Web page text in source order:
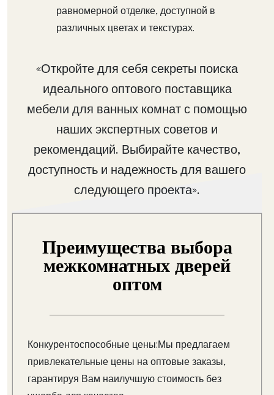
равномерной отделке, доступной в
различных цветах и текстурах.
«Откройте для себя секреты поиска
идеального оптового поставщика
мебели для ванных комнат с помощью
наших экспертных советов и
рекомендаций. Выбирайте качество,
доступность и надежность для вашего
следующего проекта».
Преимущества выбора
межкомнатных дверей
оптом
Конкурентоспособные цены:Мы предлагаем
привлекательные цены на оптовые заказы,
гарантируя Вам наилучшую стоимость без